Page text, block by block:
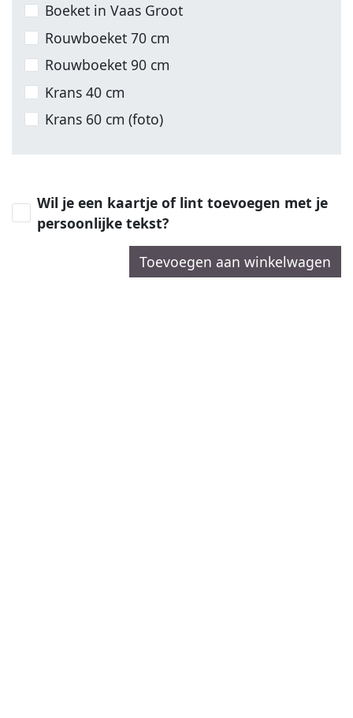
Boeket in Vaas Groot
Rouwboeket 70 cm
Rouwboeket 90 cm
Krans 40 cm
Krans 60 cm (foto)
Wil je een kaartje of lint toevoegen met je
persoonlijke tekst?
Toevoegen aan winkelwagen